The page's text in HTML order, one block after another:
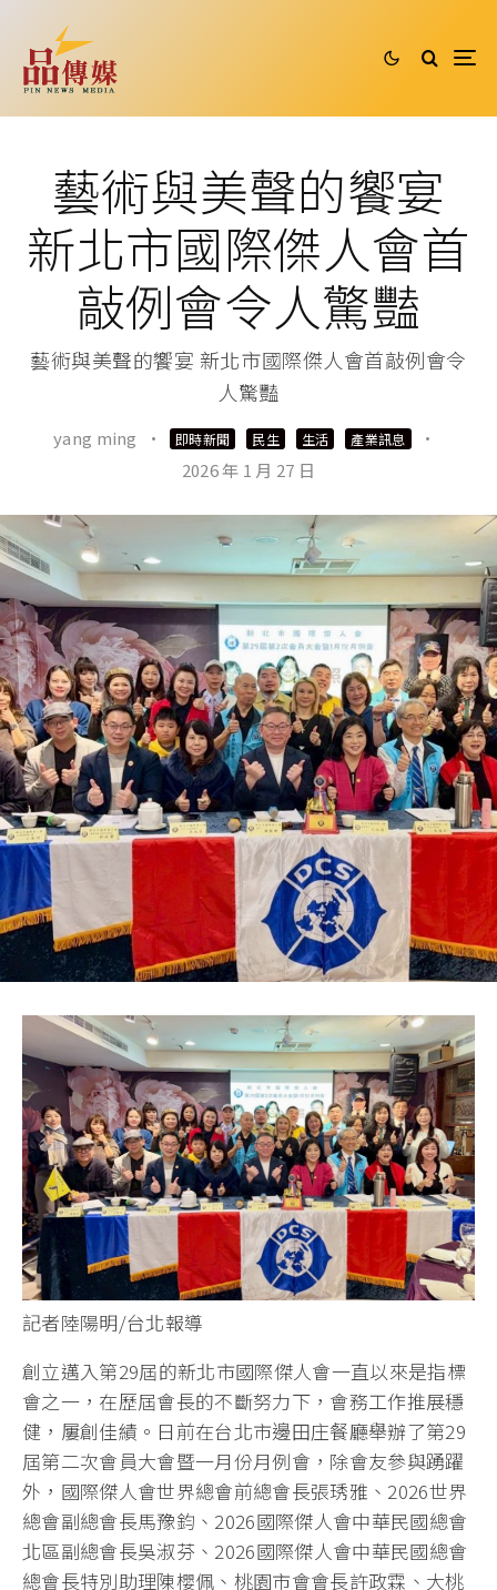
藝術與美聲的饗宴
新北市國際傑人會首
敲例會令人驚豔
藝術與美聲的饗宴 新北市國際傑人會首敲例會令
人驚豔
yang ming · 即時新聞 民生 生活 產業訊息
·
2026 年 1 月 27 日
記者陸陽明/台北報導
創立邁入第29屆的新北市國際傑人會一直以來是指標
會之一，在歷屆會長的不斷努力下，會務工作推展穩
健，屢創佳績。日前在台北市邊田庄餐廳舉辦了第29
屆第二次會員大會暨一月份月例會，除會友參與踴躍
外，國際傑人會世界總會前總會長張琇雅、2026世界
總會副總會長馬豫鈞、2026國際傑人會中華民國總會
北區副總會長吳淑芬、2026國際傑人會中華民國總會
總會長特別助理陳櫻佩、桃園市會會長許政霖、大桃